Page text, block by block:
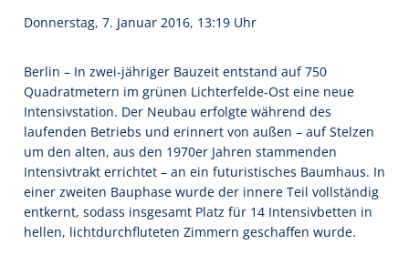
Donnerstag, 7. Januar 2016, 13:19 Uhr
Berlin – In zwei-jähriger Bauzeit entstand auf 750
Quadratmetern im grünen Lichterfelde-Ost eine neue
Intensivstation. Der Neubau erfolgte während des
laufenden Betriebs und erinnert von außen – auf Stelzen
um den alten, aus den 1970er Jahren stammenden
Intensivtrakt errichtet – an ein futuristisches Baumhaus. In
einer zweiten Bauphase wurde der innere Teil vollständig
entkernt, sodass insgesamt Platz für 14 Intensivbetten in
hellen, lichtdurchfluteten Zimmern geschaffen wurde.